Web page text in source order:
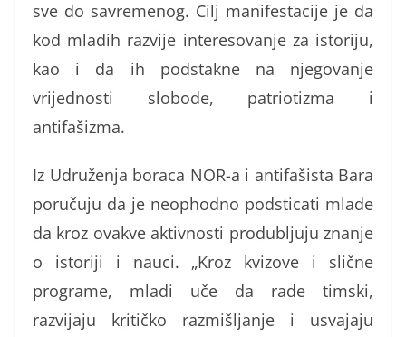
sve do savremenog. Cilj manifestacije je da
kod mladih razvije interesovanje za istoriju,
kao i da ih podstakne na njegovanje
vrijednosti slobode, patriotizma i
antifašizma.
Iz Udruženja boraca NOR-a i antifašista Bara
poručuju da je neophodno podsticati mlade
da kroz ovakve aktivnosti produbljuju znanje
o istoriji i nauci. „Kroz kvizove i slične
programe, mladi uče da rade timski,
razvijaju kritičko razmišljanje i usvajaju